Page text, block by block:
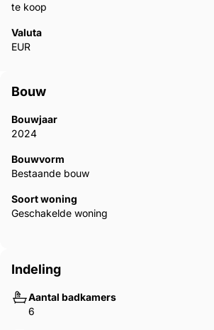
te koop
Valuta
EUR
Bouw
Bouwjaar
2024
Bouwvorm
Bestaande bouw
Soort woning
Geschakelde woning
Indeling
Aantal badkamers
6